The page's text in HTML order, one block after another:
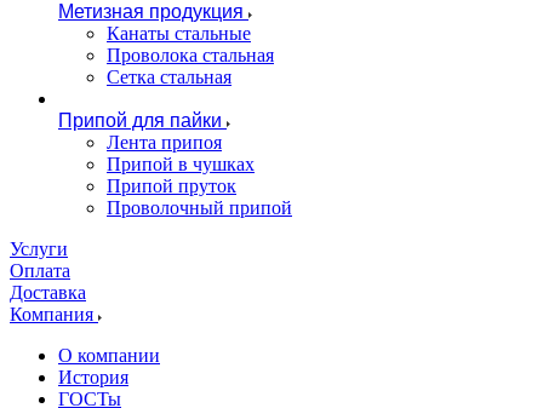
Метизная продукция
Канаты стальные
Проволока стальная
Сетка стальная
Припой для пайки
Лента припоя
Припой в чушках
Припой пруток
Проволочный припой
Услуги
Оплата
Доставка
Компания
О компании
История
ГОСТы